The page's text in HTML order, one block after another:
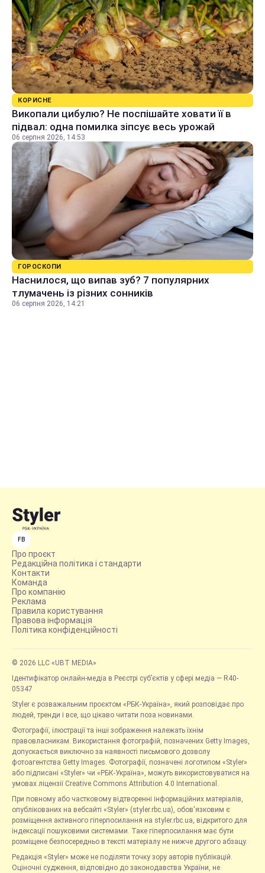
КОРИСНЕ
Викопали цибулю? Не поспішайте ховати її в
підвал: одна помилка зіпсує весь урожай
06 серпня 2026, 14:53
ГОРОСКОПИ
Наснилося, що випав зуб? 7 популярних
тлумачень із різних сонників
06 серпня 2026, 14:21
FB
Про проєкт
Редакційна політика і стандарти
Контакти
Команда
Про компанію
Реклама
Правила користування
Правова інформація
Політика конфіденційності
© 2026 LLC «UBT MEDIA»
Ідентифікатор онлайн-медіа в Реєстрі суб’єктів у сфері медіа — R40-
05347
Styler є розважальним проєктом «РБК-Україна», який розповідає про
людей, тренди і все, що цікаво читати поза новинами.
Фотографії, ілюстрації та інші зображення належать їхнім
правовласникам. Використання фотографій, позначених Getty Images,
допускається виключно за наявності письмового дозволу
фотоагентства Getty Images. Фотографії, позначені логотипом «Styler»
або підписані «Styler» чи «РБК-Україна», можуть використовуватися на
умовах ліцензії Creative Commons Attribution 4.0 International.
При повному або частковому відтворенні інформаційних матеріалів,
опублікованих на вебсайті «Styler» (styler.rbc.ua), обов'язковим є
розміщення активного гіперпосилання на styler.rbc.ua, відкритого для
індексації пошуковими системами. Таке гіперпосилання має бути
розміщене безпосередньо в тексті матеріалу не нижче другого абзацу.
Редакція «Styler» може не поділяти точку зору авторів публікацій.
Оціночні судження, відповідно до законодавства України, не